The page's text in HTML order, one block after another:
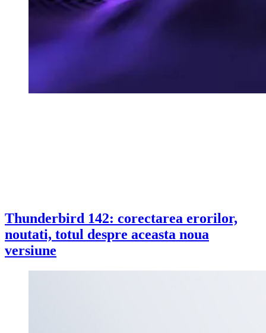
Thunderbird 142: corectarea erorilor,
noutati, totul despre aceasta noua
versiune